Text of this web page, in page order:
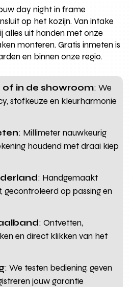
day night in frame
op het kozijn. Van intake
alles uit handen met onze
monteren. Gratis inmeten is
en binnen onze regio.
of in de showroom: We
stofkeuze en kleurharmonie
: Millimeter nauwkeurig
houdend met draai kiep
: Handgemaakt
op passing en
: Ontvetten,
en direct klikken van het
: We testen bediening, geven
jouw garantie